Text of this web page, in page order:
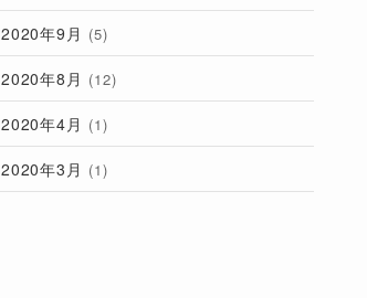
2020年9月 (5)
2020年8月 (12)
2020年4月 (1)
2020年3月 (1)